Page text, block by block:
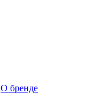
О бренде